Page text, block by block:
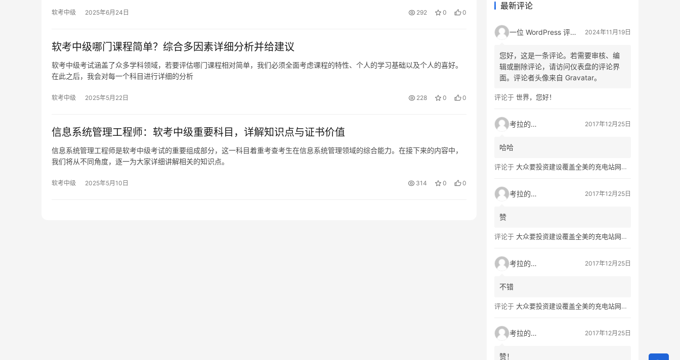
软考中级 2025年6月24日 292 0 0
软考中级哪门课程简单？综合多因素详细分析并给建议
软考中级考试涵盖了众多学科领域，若要评估哪门课程相对简单，我们必须全面考虑课程的特性、个人的学习基础以及个人的喜好。
在此之后，我会对每一个科目进行详细的分析
软考中级 2025年5月22日 228 0 0
信息系统管理工程师：软考中级重要科目，详解知识点与证书价值
信息系统管理工程师是软考中级考试的重要组成部分，这一科目着重考查考生在信息系统管理领域的综合能力。在接下来的内容中，
我们将从不同角度，逐一为大家详细讲解相关的知识点。
软考中级 2025年5月10日 314 0 0
最新评论
一位 WordPress 评论者 2024年11月19日
您好，这是一条评论。若需要审核、编
辑或删除评论，请访问仪表盘的评论界
面。评论者头像来自 Gravatar。
评论于 世界，您好！
考拉的生活 2017年12月25日
哈哈
评论于 大众要投资建设覆盖全美的充电站网络，特斯拉也没闲着
考拉的生活 2017年12月25日
赞
评论于 大众要投资建设覆盖全美的充电站网络，特斯拉也没闲着
考拉的生活 2017年12月25日
不错
评论于 大众要投资建设覆盖全美的充电站网络，特斯拉也没闲着
考拉的生活 2017年12月25日
赞！